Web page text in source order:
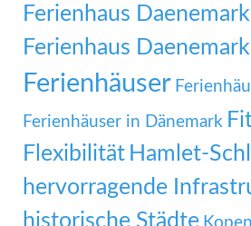
Ferienhaus
Ferienhaus
Ferienhäuser
Ferienhäuser in Dänemark
Flexibilität Hamlet-
hervorragende
historische Städte